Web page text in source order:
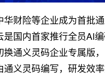
华财险等企业成为首批
是国内首家推行全员AI
换通义灵码企业专属版
通义灵码编写，研发效